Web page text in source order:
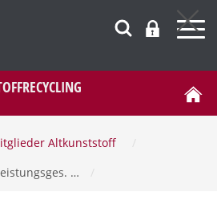
Altkunststoff
…